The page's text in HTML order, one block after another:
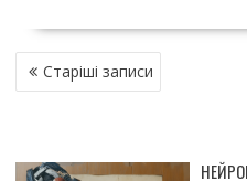
НАВІГАЦІЯ
ЗА Старіші записи